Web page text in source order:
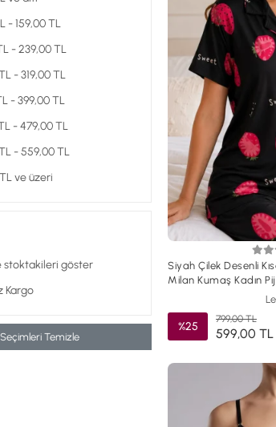
- 159,00 TL
- 239,00 TL
- 319,00 TL
- 399,00 TL
- 479,00 TL
- 559,00 TL
ve üzeri
stoktakileri göster
Kargo
Seçimleri Temizle
Siyah Çilek Desenli
Milan Kumaş Kadın
%25
799,00 TL
599,00 TL